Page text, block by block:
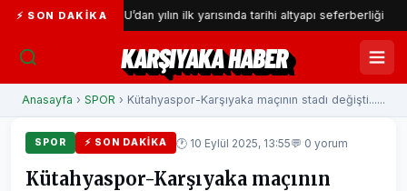
⚡ SON DAKIKA
İZSU’dan yılın ilk yarısında tarihi altyapı seferberliği
KARŞIYAKA HABER
Anasayfa › SPOR › Kütahyaspor-Karşıyaka maçının stadı değişti......
SPOR ⚡ SON DAKIKA 🕐 10 Eylül 2025, 13:55💬 0 yorum
Kütahyaspor-Karşıyaka maçının